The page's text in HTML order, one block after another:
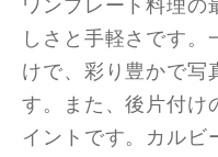
ワンプレート料理の
しさと手軽さです
けで、彩り豊かで写
す。また、後片付け
イントです。カルビ